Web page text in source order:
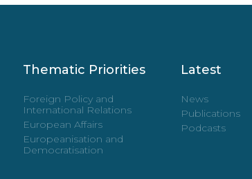
Thematic Priorities
Foreign Policy and
International Relations
European Affairs
Europeanisation and
Democratisation
Latest
News
Publications
Podcasts